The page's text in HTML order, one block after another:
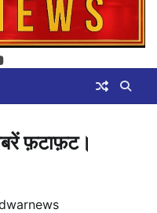
फ़टाफ़ट।